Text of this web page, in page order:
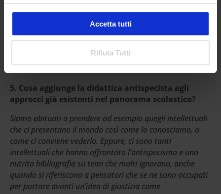
Accetta tutti
Rifiuta Tutti
vivere in un mondo felice ma per renderlo tale è
necessario che le scelte non nascano da un bisogno
soggettivo, ma da un desiderio di riscatto sociale a cui si
mondo è la nostra «casa» e tutti desideriamo «una bella
casa» dove stare «comodi».
5. Cosa aggiunge la didattica antispecista agli
approcci già esistenti nel panorama scolastico?
Siamo abituati a prendere ad esempio quegli intellettuali
che ci presentano il mondo così come lo conosciamo, o
come ci conviene vederlo. Eppure, ci sono tanti
intellettuali che hanno affrontato l’antispecismo e una
nutrita bibliografia su temi che molti ignorano, anche
quando si riferiscono a pensatori che se ne sono occupati
per portare avanti un’idea di giustizia come